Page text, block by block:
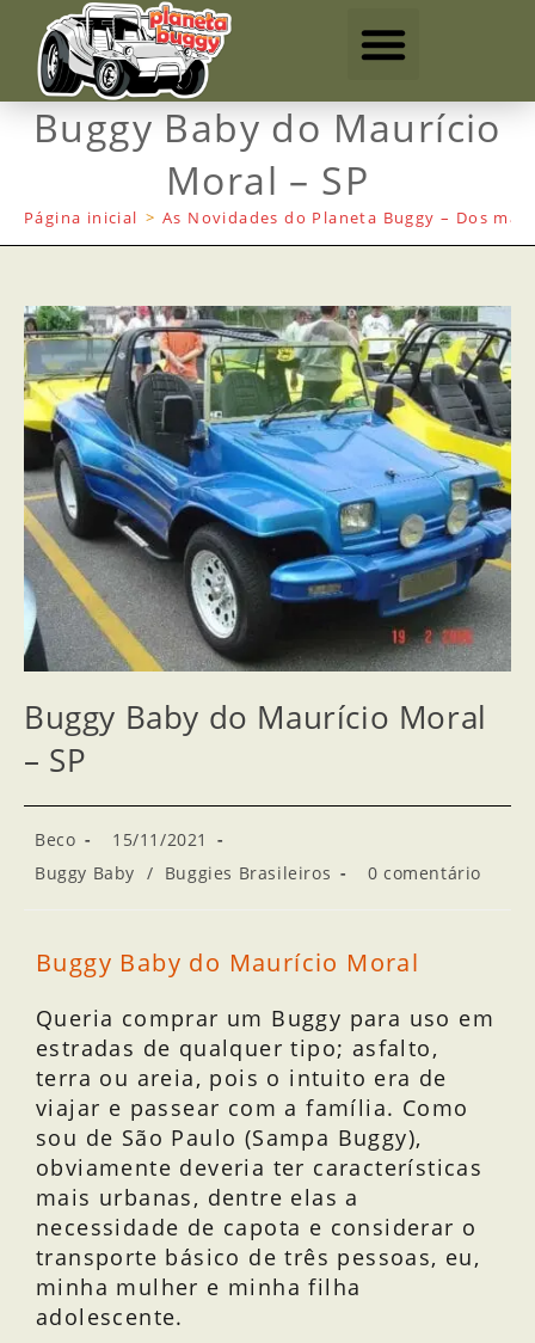
Buggy Baby do Maurício
Moral – SP
Página inicial > As Novidades do Planeta Buggy – Dos
Buggy Baby do Maurício Moral
– SP
Beco
15/11/2021
Buggy Baby / Buggies Brasileiros 0 comentário
Buggy Baby do Maurício Moral
Queria comprar um Buggy para uso em
estradas de qualquer tipo; asfalto,
terra ou areia, pois o intuito era de
viajar e passear com a família. Como
sou de São Paulo (Sampa Buggy),
obviamente deveria ter características
mais urbanas, dentre elas a
necessidade de capota e considerar o
transporte básico de três pessoas, eu,
minha mulher e minha filha
adolescente.